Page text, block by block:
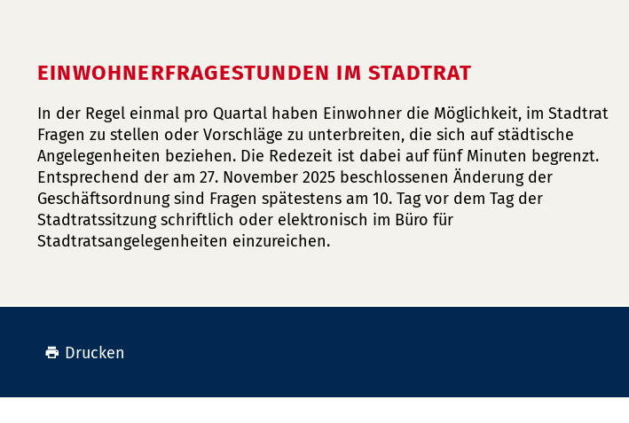
EINWOHNERFRAGESTUNDEN IM STADTRAT
In der Regel einmal pro Quartal haben Einwohner die Möglichkeit, im Stadtrat
Fragen zu stellen oder Vorschläge zu unterbreiten, die sich auf städtische
Angelegenheiten beziehen. Die Redezeit ist dabei auf fünf Minuten begrenzt.
Entsprechend der am 27. November 2025 beschlossenen Änderung der
Geschäftsordnung sind Fragen spätestens am 10. Tag vor dem Tag der
Stadtratssitzung schriftlich oder elektronisch im Büro für
Stadtratsangelegenheiten einzureichen.
Drucken